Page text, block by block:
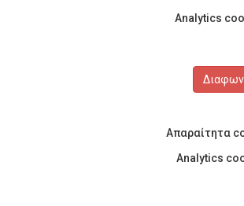
Analytics
Απαραίτητα
Analytics